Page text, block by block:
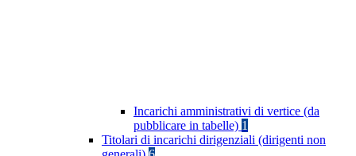
Incarichi amministrativi di vertice (da
pubblicare in tabelle) 1
Titolari di incarichi dirigenziali (dirigenti non